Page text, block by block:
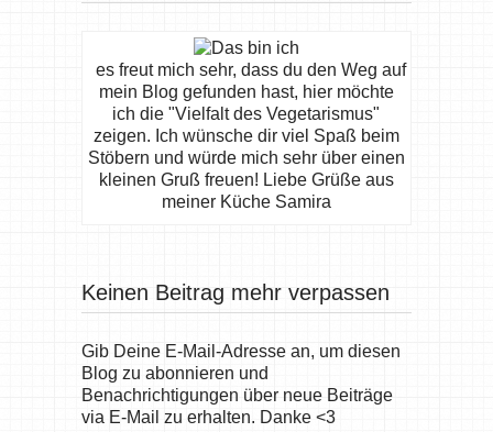
es freut mich sehr, dass du den Weg auf
mein Blog gefunden hast, hier möchte
ich die "Vielfalt des Vegetarismus"
zeigen. Ich wünsche dir viel Spaß beim
Stöbern und würde mich sehr über einen
kleinen Gruß freuen! Liebe Grüße aus
meiner Küche Samira
Keinen Beitrag mehr verpassen
Gib Deine E-Mail-Adresse an, um diesen
Blog zu abonnieren und
Benachrichtigungen über neue Beiträge
via E-Mail zu erhalten. Danke <3